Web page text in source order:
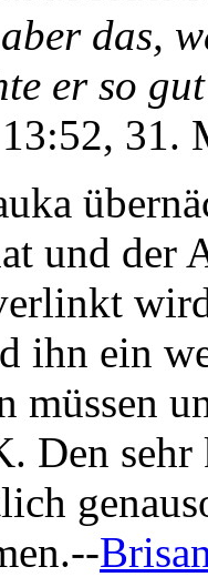
das,
er so
13:52, 31.
und der
ihn ein
müssen
Den